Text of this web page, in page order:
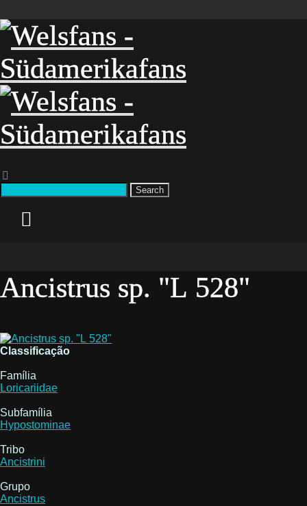
Search
Ancistrus sp. "L 528"
Classificação
Família
Loricariidae
Subfamília
Hypostominae
Tribo
Ancistrini
Grupo
Ancistrus